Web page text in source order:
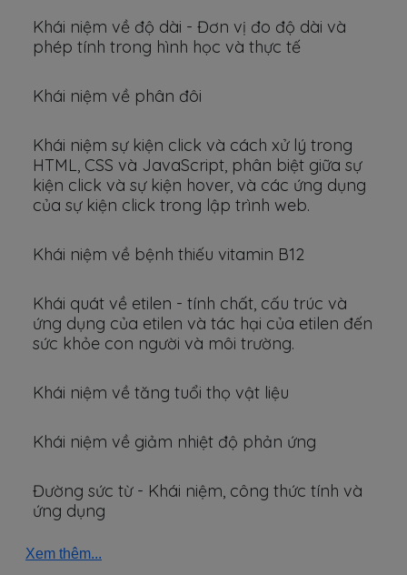
Khái niệm về độ dài - Đơn vị đo độ dài và
phép tính trong hình học và thực tế
Khái niệm về phân đôi
Khái niệm sự kiện click và cách xử lý trong
HTML, CSS và JavaScript, phân biệt giữa sự
kiện click và sự kiện hover, và các ứng dụng
của sự kiện click trong lập trình web.
Khái niệm về bệnh thiếu vitamin B12
Khái quát về etilen - tính chất, cấu trúc và
ứng dụng của etilen và tác hại của etilen đến
sức khỏe con người và môi trường.
Khái niệm về tăng tuổi thọ vật liệu
Khái niệm về giảm nhiệt độ phản ứng
Đường sức từ - Khái niệm, công thức tính và
ứng dụng
Xem thêm...